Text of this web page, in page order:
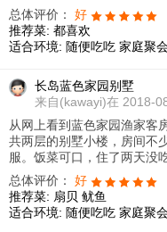
总体评价： 好
推荐菜: 都喜欢
适合环境: 随便吃吃 家庭聚
长岛蓝色家园别墅
来自(kawayi)在 2018-
从网上看到蓝色家园渔家客
共两层的别墅小楼，房间不
服。饭菜可口，住了两天没
总体评价： 好
推荐菜: 扇贝 鱿鱼
适合环境: 随便吃吃 家庭聚